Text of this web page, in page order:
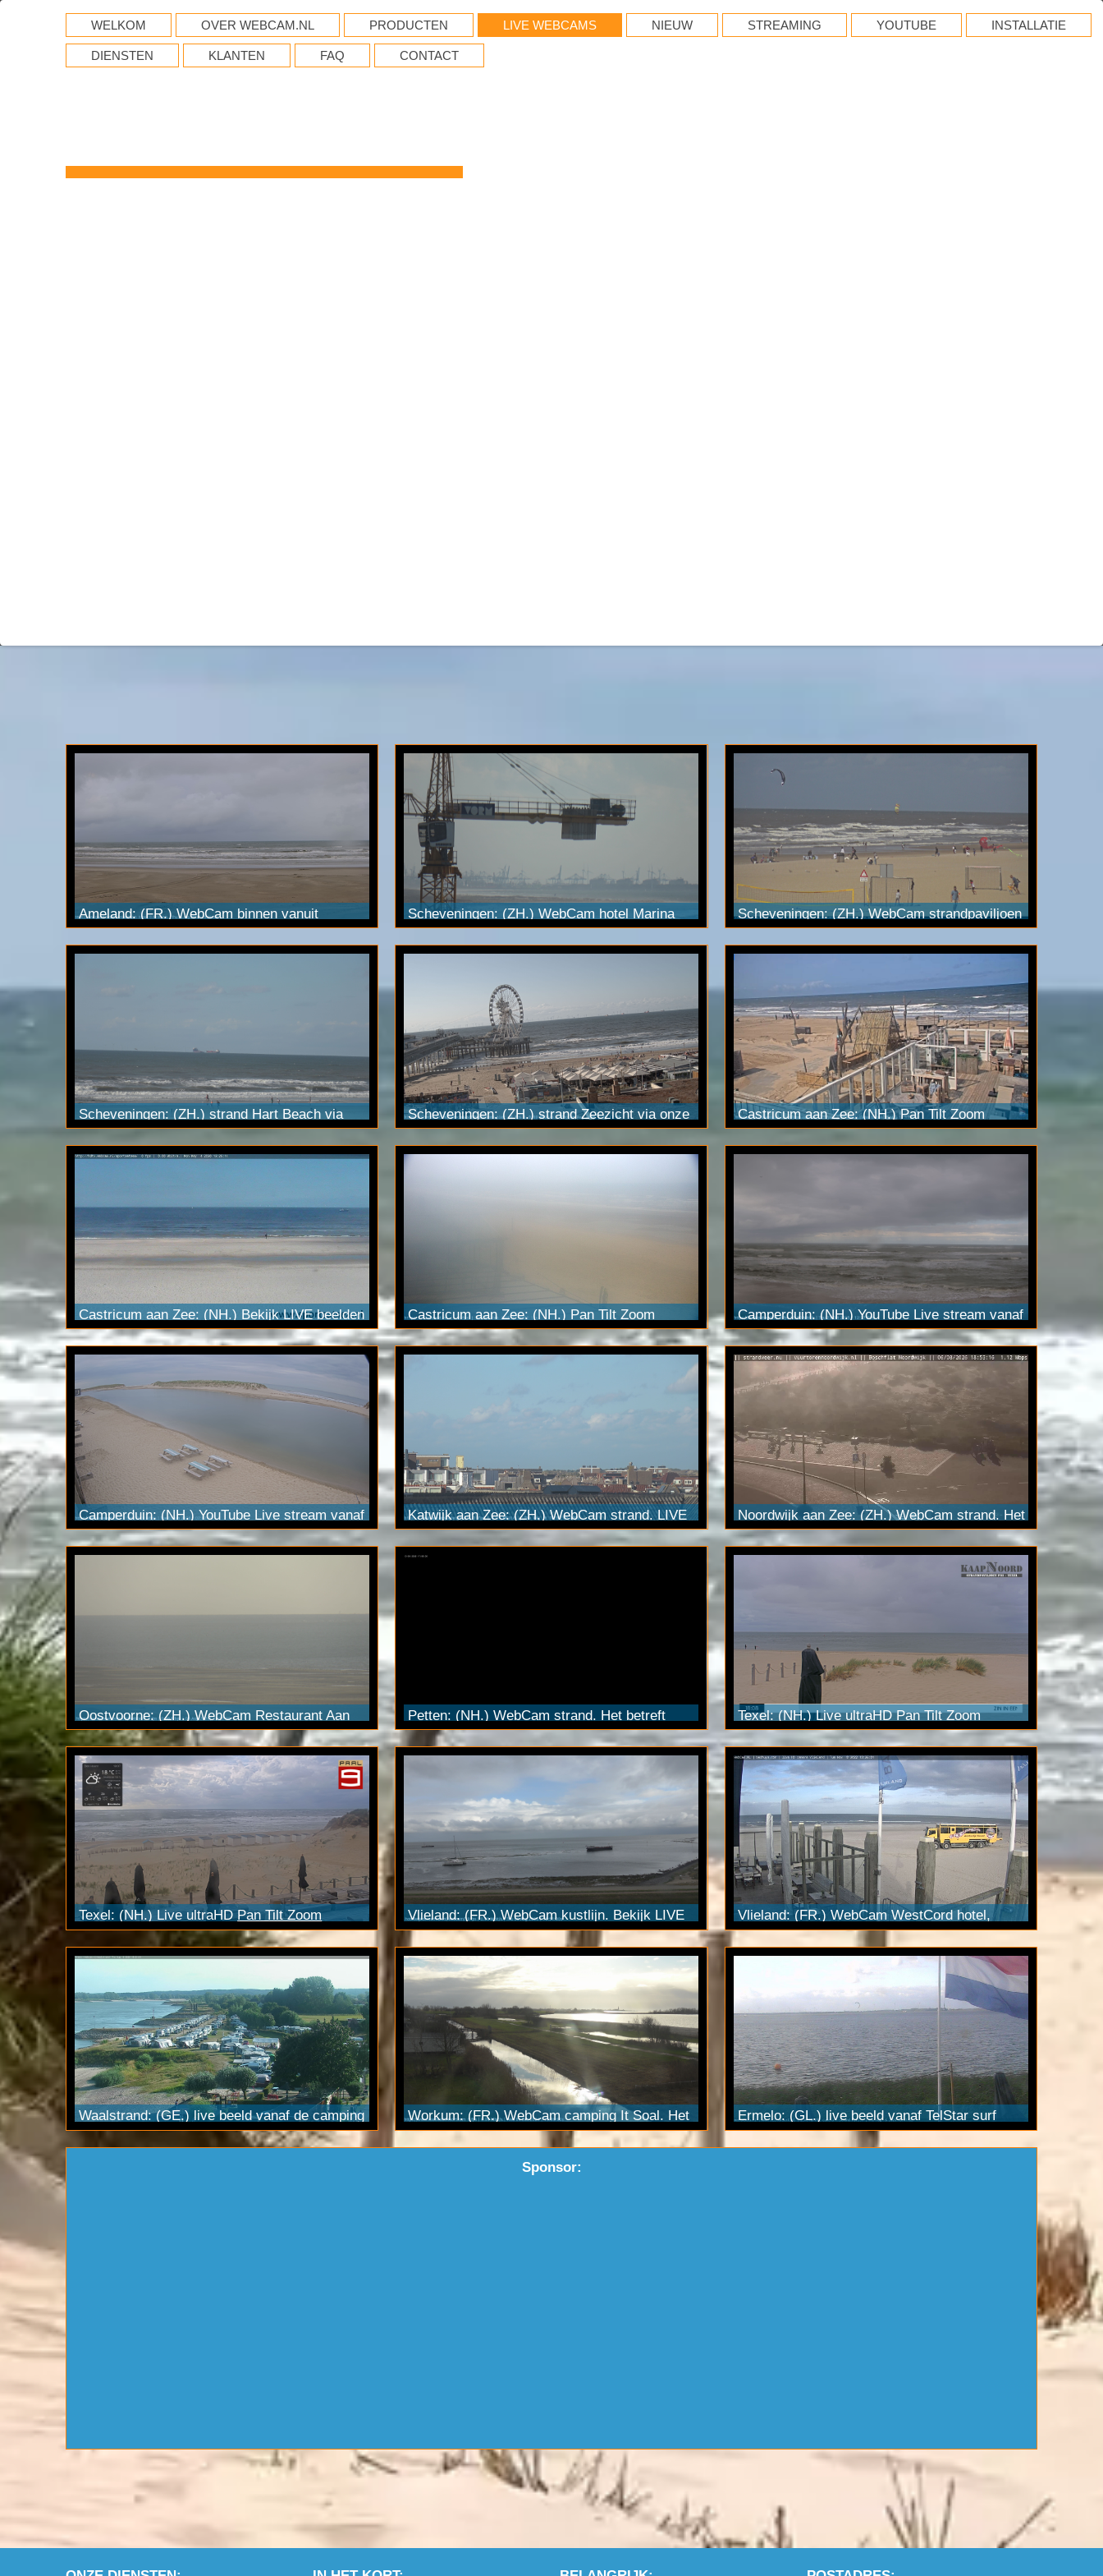
WELKOM OVER WEBCAM.NL PRODUCTEN LIVE WEBCAMS NIEUW STREAMING YOUTUBE INSTALLATIE
DIENSTEN KLANTEN FAQ CONTACT
Ameland: (FR.) WebCam binnen vanuit
Livein ultraHD 4K kwaliteit. (3840x2160p)
Scheveningen: (ZH.) WebCam hotel Marina
20x optische zoom. Streamed viaYouTubeLive
Scheveningen: (ZH.) WebCam strandpaviljoen
De stream is ook te zien opYouTube Live.
Scheveningen: (ZH.) strand Hart Beach via
optische zoom capaciteit. Stream zichtbaar via
Scheveningen: (ZH.) strand Zeezicht via onze
capaciteit. Stream zichtbaar viaYouTubeLive.
Castricum aan Zee: (NH.) Pan Tilt Zoom
live beelden viaYouTube Live.
Castricum aan Zee: (NH.) Bekijk LIVE beelden
via onze HDPan Tilt Zoomcamera. Stream
ook zichtbaar viaYouTubeLive.
Castricum aan Zee: (NH.) Pan Tilt Zoom
camerabij strandpaviljoen Club Zand. Bekijk
de live beelden viaYouTube Live.
Camperduin: (NH.) YouTube Live stream vanaf
Hookipa Beach. Dagelijks tussen 05u - 23u.
Aangesloten via Odido 4G.
Camperduin: (NH.) YouTube Live stream vanaf
Laguna Beach. Dagelijks tussen 07u - 19u.
Aangesloten via Odido 4G.
Katwijk aan Zee: (ZH.) WebCam strand. LIVE
beelden via een ultraHD
Pan Tilt Zoom
met 20x optische zoom. Streamed via
Noordwijk aan Zee: (ZH.) WebCam strand. Het
betreft onze FULL HD
camera.
De live stream is ook te zien viaYouTubeLive.
Oostvoorne: (ZH.) WebCam Restaurant Aan
Zee. LIVE beelden via een ultraHD PTZ
camera met 20x optische zoom. Streamed in
4K.
Petten: (NH.) WebCam strand. Het betreft
onze FULL HD
Pan Tilt Zoom
camera. De live
stream is ook te zien viaYouTubeLive.
Texel: (NH.) Live ultraHDPan Tilt Zoom
camera bij het strand. Bekijk de live beelden
o.a. viaYouTube Livein 2160p4K kwaliteit.
Texel: (NH.) Live ultraHDPan Tilt Zoom
camera bij het strand. Bekijk de live beelden
o.a. viaYouTube Livein 2160p4K kwaliteit.
Vlieland: (FR.) WebCam kustlijn. Bekijk LIVE
beelden via onze FULL HDPan Tilt Zoom
camera. Stream ook zichtbaar viaYouTube
Live.
Vlieland: (FR.) WebCam WestCord hotel,
badhuys. Bekijk LIVE beelden via onze HD
buitencamera. Streamed ook viaYouTubeLive.
Waalstrand: (GE.) live beeld vanaf de camping
in Gendt via onze FULL HD Pan Tilt Zoom
Workum: (FR.) WebCam camping It Soal. Het
PTZ camera met 20x
optische zoom. Streamed via
Ermelo: (GL.) live beeld vanaf TelStar surf
strand Horst via onze Pan Tilt Zoom HD
Sponsor: